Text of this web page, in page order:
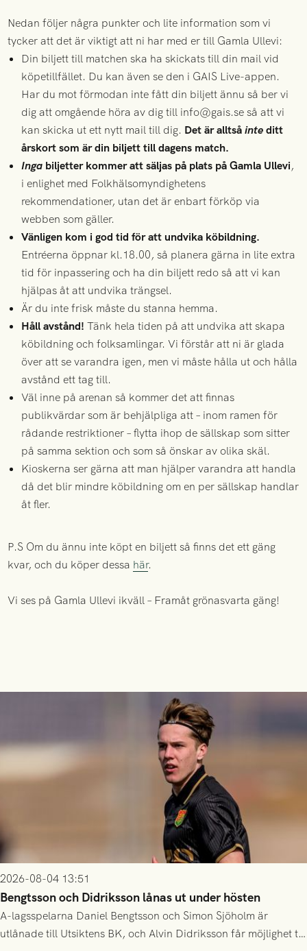
Nedan följer några punkter och lite information som vi
tycker att det är viktigt att ni har med er till Gamla Ullevi:
Din biljett till matchen ska ha skickats till din mail vid
köpetillfället. Du kan även se den i GAIS Live-appen.
Har du mot förmodan inte fått din biljett ännu så ber vi
dig att omgående höra av dig till info@gais.se så att vi
kan skicka ut ett nytt mail till dig. Det är alltsåinteditt
årskort som är din biljett till dagens match.
Inga biljetter kommer att säljas på plats på Gamla Ullevi,
i enlighet med Folkhälsomyndighetens
rekommendationer, utan det är enbart förköp via
webben som gäller.
Vänligen kom i god tid för att undvika köbildning.
Entréerna öppnar kl.18.00, så planera gärna in lite extra
tid för inpassering och ha din biljett redo så att vi kan
hjälpas åt att undvika trängsel.
Är du inte frisk måste du stanna hemma.
Håll avstånd! Tänk hela tiden på att undvika att skapa
köbildning och folksamlingar. Vi förstår att ni är glada
över att se varandra igen, men vi måste hålla ut och hålla
avstånd ett tag till.
Väl inne på arenan så kommer det att finnas
publikvärdar som är behjälpliga att – inom ramen för
rådande restriktioner – flytta ihop de sällskap som sitter
på samma sektion och som så önskar av olika skäl.
Kioskerna ser gärna att man hjälper varandra att handla
då det blir mindre köbildning om en per sällskap handlar
åt fler.
P.S Om du ännu inte köpt en biljett så finns det ett gäng
kvar, och du köper dessa här.
Vi ses på Gamla Ullevi ikväll – Framåt grönasvarta gäng!
2026-08-04 13:51
Bengtsson och Didriksson lånas ut under hösten
A-lagsspelarna Daniel Bengtsson och Simon Sjöholm är
utlånade till Utsiktens BK, och Alvin Didriksson får möjlighet till